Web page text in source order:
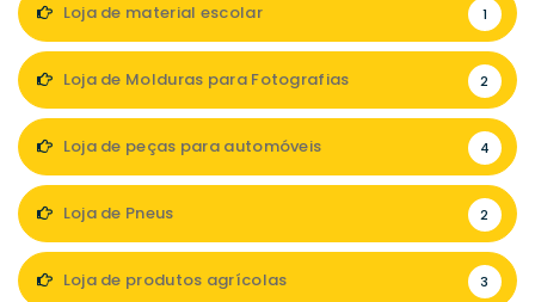
Loja de material escolar 1
Loja de Molduras para Fotografias 2
Loja de peças para automóveis 4
Loja de Pneus 2
Loja de produtos agrícolas 3